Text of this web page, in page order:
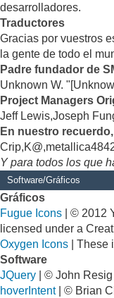
desarrolladores.
Traductores
Gracias por vuestros
la gente de todo el
Padre fundador de
Unknown W.
Project Managers
Jeff Lewis,Joseph
En nuestro
Y para todos los que
Software/Gráficos
Gráficos
Fugue Icons | © 2012
licensed under a
Oxygen Icons | These
Software
JQuery | © John
hoverIntent| © Brian